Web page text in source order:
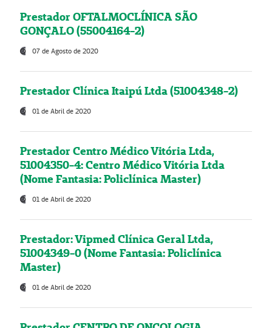
Prestador OFTALMOCLÍNICA SÃO
GONÇALO (55004164-2)
07 de Agosto de 2020
Prestador Clínica Itaipú Ltda (51004348-2)
01 de Abril de 2020
Prestador Centro Médico Vitória Ltda,
51004350-4: Centro Médico Vitória Ltda
(Nome Fantasia: Policlínica Master)
01 de Abril de 2020
Prestador: Vipmed Clínica Geral Ltda,
51004349-0 (Nome Fantasia: Policlínica
Master)
01 de Abril de 2020